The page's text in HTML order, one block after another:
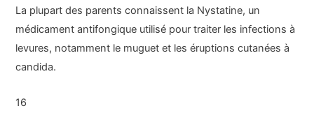
La plupart des parents connaissent la Nystatine, un
médicament antifongique utilisé pour traiter les infections à
levures, notamment le muguet et les éruptions cutanées à
candida.
16